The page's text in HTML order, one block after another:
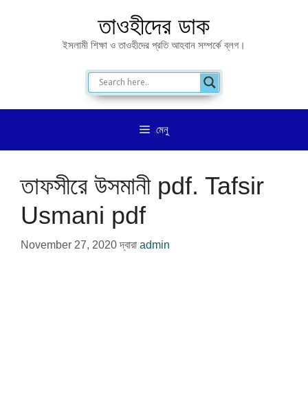
তাওহীদের ডাক
ইসলামী শিক্ষা ও তাওহীদের প্রতি আহবান সম্পর্কে ব্লগ।
মেনু
তাফসীরে উসমানী pdf. Tafsir
Usmani pdf
November 27, 2020 দ্বারা admin